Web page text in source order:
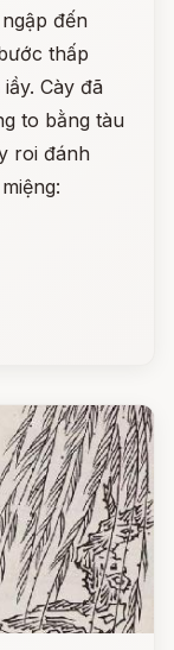
đến
thấp
Cày đã
to bằng tàu
roi đánh